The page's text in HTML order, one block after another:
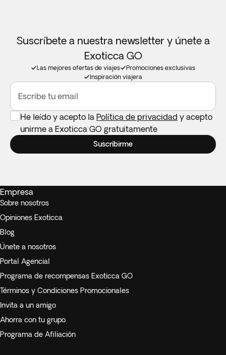
familia en la misma habitación. Si la disponibilidad no lo
permite, te garantizamos que tu familia estará en
habitaciones lo más juntas posible. Los niños se alojarán
siempre en una habitación con al menos 1 adulto.
Asientos elevadores para coche:
los destinos. Recuerda traer el tuyo si lo necesitas.
Suscríbete a nuestra newsletter y únete a
Exoticca GO
Las mejores ofertas de viajes
Promociones exclusivas
Inspiración viajera
Escribe tu email
He leído y acepto la Política de privacidad y acepto
unirme a Exoticca GO gratuitamente
Suscribirme
Empresa
Sobre nosotros
Opiniones Exoticca
Blog
Únete a nosotros
Portal Agencial
Programa de recompensas Exoticca GO
Términos y Condiciones Promocionales
Invita a un amigo
Ahorra con tu grupo
Programa de Afiliación